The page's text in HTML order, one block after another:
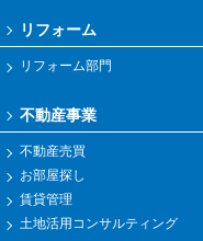
リフォーム
リフォーム部門
不動産事業
不動産売買
お部屋探し
賃貸管理
土地活用コンサルティング